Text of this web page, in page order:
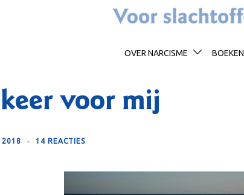
OVER NARCISME BOEKEN
voor mij
2018 14 REACTIES